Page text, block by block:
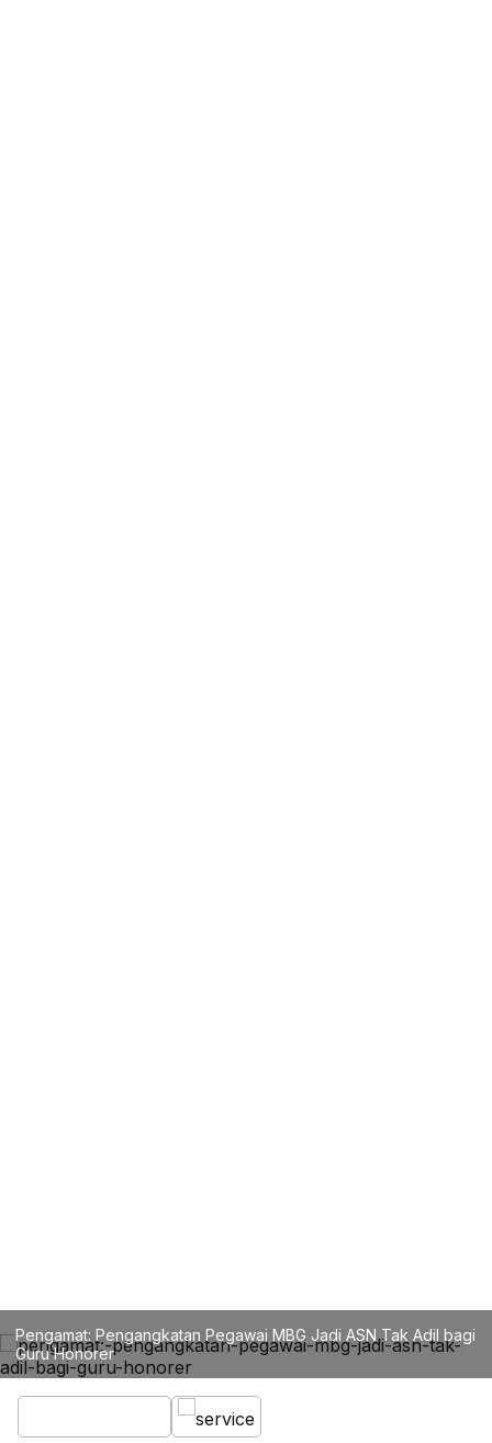
Pengamat: Pengangkatan Pegawai MBG Jadi ASN Tak Adil bagi
Guru Honorer